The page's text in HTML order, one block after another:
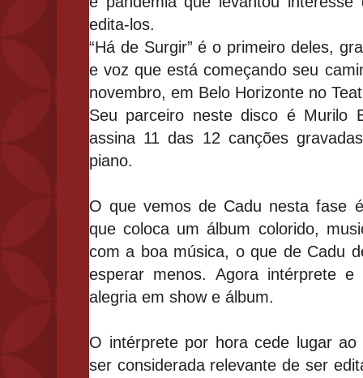
edita-los.
“Há de Surgir” é o primeiro deles,
e voz que está começando seu
novembro, em Belo Horizonte no
Seu parceiro neste disco é Murilo
assina 11 das 12 canções
piano.
O que vemos de Cadu nesta fase
que coloca um álbum colorido,
com a boa música, o que de Cadu
esperar menos.Agora intérprete
alegria em show e álbum.
O intérprete por hora cede lugar
ser considerada relevante de ser